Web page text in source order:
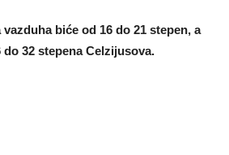
biće od 16 do 21 stepen, a
32 stepena Celzijusova.